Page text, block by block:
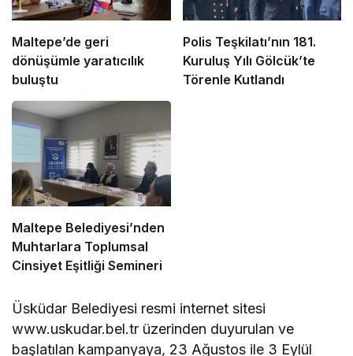
Maltepe’de geri
dönüşümle yaratıcılık
buluştu
Polis Teşkilatı’nın 181.
Kuruluş Yılı Gölcük’te
Törenle Kutlandı
Maltepe Belediyesi’nden
Muhtarlara Toplumsal
Cinsiyet Eşitliği Semineri
Üsküdar Belediyesi resmi internet sitesi
www.uskudar.bel.tr üzerinden duyurulan ve
başlatılan kampanyaya, 23 Ağustos ile 3 Eylül